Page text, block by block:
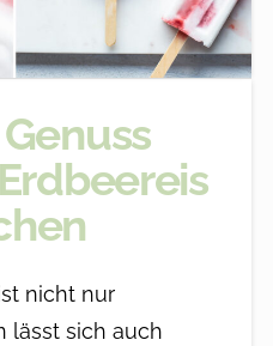
nicht nur
lässt sich auch